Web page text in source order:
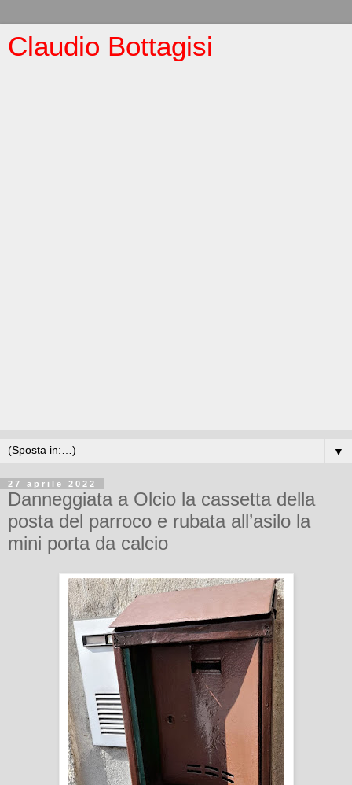
Claudio Bottagisi
▼
27 aprile 2022
Danneggiata a Olcio la cassetta della
posta del parroco e rubata all’asilo la
mini porta da calcio